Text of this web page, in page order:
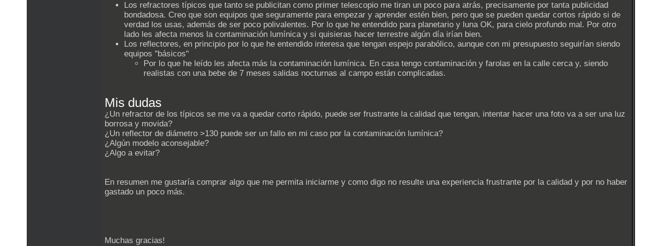
Los refractores típicos que tanto se publicitan como primer telescopio me tiran un poco para atrás, precisamente por tanta publicidad
bondadosa. Creo que son equipos que seguramente para empezar y aprender estén bien, pero que se pueden quedar cortos rápido si de
verdad los usas, además de ser poco polivalentes. Por lo que he entendido para planetario y luna OK, para cielo profundo mal. Por otro
lado les afecta menos la contaminación lumínica y si quisieras hacer terrestre algún día irían bien.
Los reflectores, en principio por lo que he entendido interesa que tengan espejo parabólico, aunque con mi presupuesto seguirían siendo
equipos "básicos"
Por lo que he leído les afecta más la contaminación lumínica. En casa tengo contaminación y farolas en la calle cerca y, siendo
realistas con una bebe de 7 meses salidas nocturnas al campo están complicadas.
Mis dudas
¿Un refractor de los típicos se me va a quedar corto rápido, puede ser frustrante la calidad que tengan, intentar hacer una foto va a ser una luz
borrosa y movida?
¿Un reflector de diámetro >130 puede ser un fallo en mi caso por la contaminación lumínica?
¿Algún modelo aconsejable?
¿Algo a evitar?
En resumen me gustaría comprar algo que me permita iniciarme y como digo no resulte una experiencia frustrante por la calidad y por no haber
gastado un poco más.
Muchas gracias!